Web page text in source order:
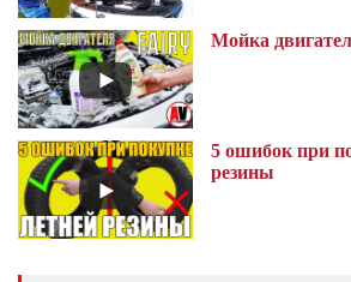
Мойка
5 ошибок при
резины